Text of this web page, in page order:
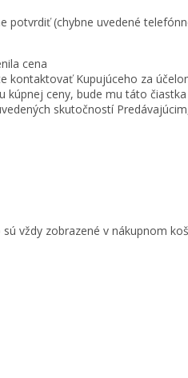
(chybne uvedené
cena
kontaktovať Kupujúceho za
kúpnej ceny, bude mu táto
skutočností
vždy zobrazené v nákupnom